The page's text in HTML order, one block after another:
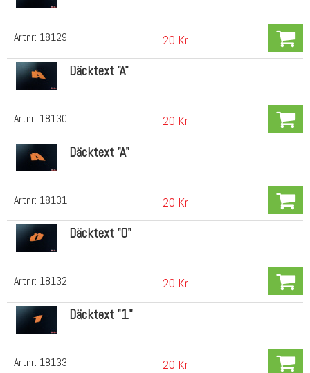
Artnr: 18129 20 Kr
Artnr: 18130
Däcktext "Å"
20 Kr
Artnr: 18131
Däcktext "Ä"
20 Kr
Artnr: 18132
Däcktext "Ö"
20 Kr
Artnr: 18133
Däcktext "1"
20 Kr